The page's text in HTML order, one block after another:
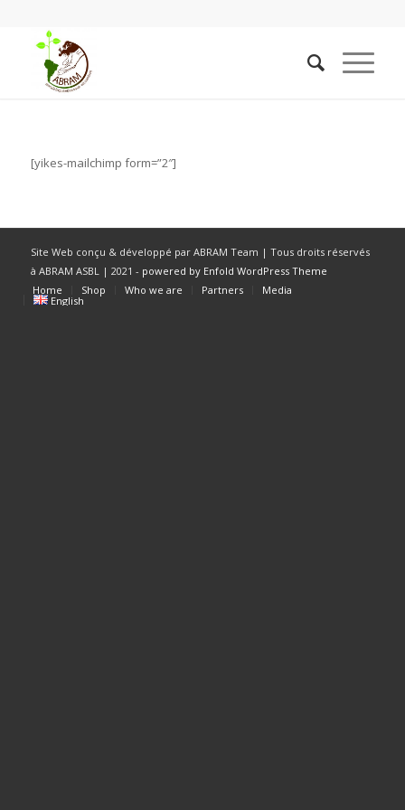
[yikes-mailchimp form=”2″]
Site Web conçu & développé par ABRAM Team | Tous droits réservés
à ABRAM ASBL | 2021 - powered by Enfold WordPress Theme
Home
Shop Who we are Partners
Media
English